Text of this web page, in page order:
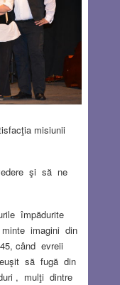
misiunii
şi să ne
împădurite
imagini din
când evreii
să fugă din
, mulţi dintre